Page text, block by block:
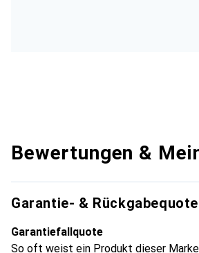
Bewertungen &
Garantie- &
Garantiefallquote
So oft weist ein Produkt dieser